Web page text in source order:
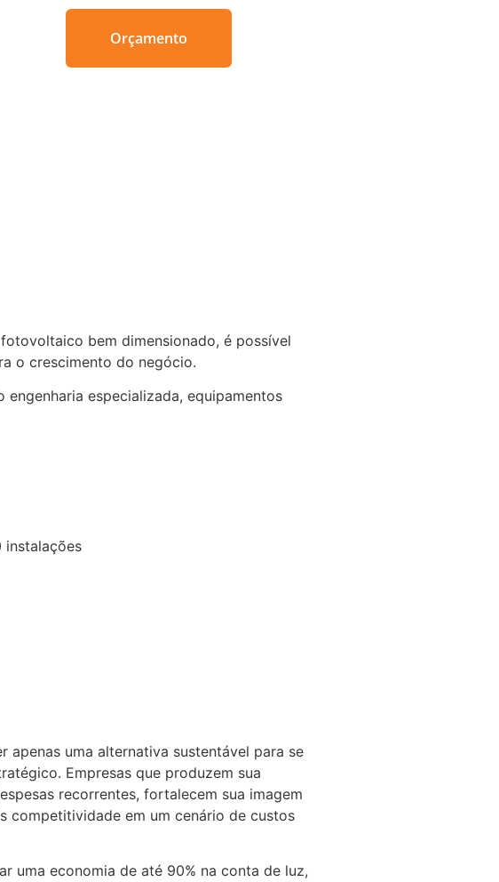
Orçamento
bem dimensionado, é possível
o crescimento do negócio.
especializada, equipamentos
instalações
apenas uma alternativa sustentável para se
Empresas que produzem sua
recorrentes, fortalecem sua imagem
competitividade em um cenário de custos
uma economia de até 90% na conta de luz,